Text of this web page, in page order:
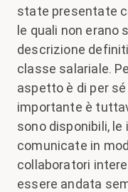
state presentate
le quali non
descrizione
classe salariale.
aspetto è di per
importante è
sono disponibili,
comunicate in
collaboratori
essere andata